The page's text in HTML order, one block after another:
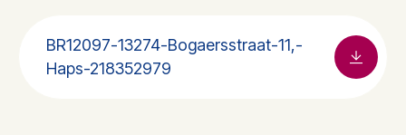
BR12097-13274-Bogaersstraat-11,-
Haps-218352979